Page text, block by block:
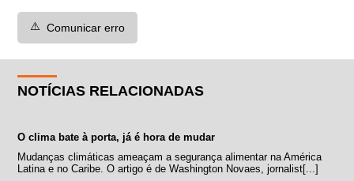
⚠️ Comunicar erro
NOTÍCIAS RELACIONADAS
O clima bate à porta, já é hora de mudar
Mudanças climáticas ameaçam a segurança alimentar na América
Latina e no Caribe. O artigo é de Washington Novaes, jornalist[...]